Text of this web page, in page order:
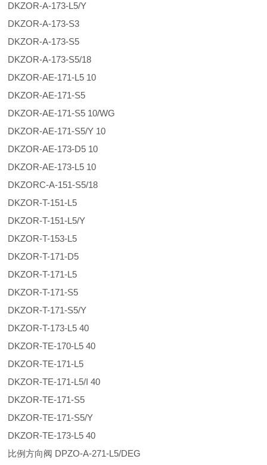
DKZOR-A-173-L5/Y
DKZOR-A-173-S3
DKZOR-A-173-S5
DKZOR-A-173-S5/18
DKZOR-AE-171-L5 10
DKZOR-AE-171-S5
DKZOR-AE-171-S5 10/WG
DKZOR-AE-171-S5/Y 10
DKZOR-AE-173-D5 10
DKZOR-AE-173-L5 10
DKZORC-A-151-S5/18
DKZOR-T-151-L5
DKZOR-T-151-L5/Y
DKZOR-T-153-L5
DKZOR-T-171-D5
DKZOR-T-171-L5
DKZOR-T-171-S5
DKZOR-T-171-S5/Y
DKZOR-T-173-L5 40
DKZOR-TE-170-L5 40
DKZOR-TE-171-L5
DKZOR-TE-171-L5/I 40
DKZOR-TE-171-S5
DKZOR-TE-171-S5/Y
DKZOR-TE-173-L5 40
比例方向阀 DPZO-A-271-L5/DEG